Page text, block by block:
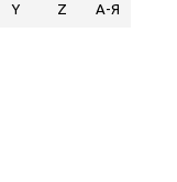
Y Z А-Я